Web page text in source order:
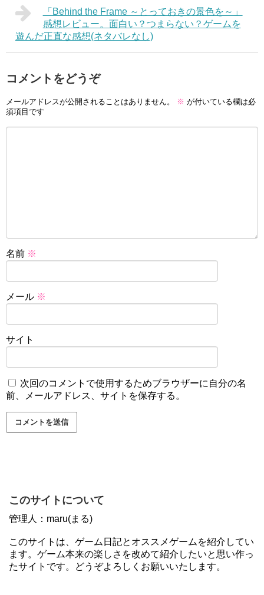
「Behind the Frame ～とっておきの景色を～」
感想レビュー。面白い？つまらない？ゲームを
遊んだ正直な感想(ネタバレなし)
コメントをどうぞ
メールアドレスが公開されることはありません。 ※ が付いている欄は必
須項目です
名前 ※
メール ※
サイト
次回のコメントで使用するためブラウザーに自分の名
前、メールアドレス、サイトを保存する。
このサイトについて
管理人：maru(まる)
このサイトは、ゲーム日記とオススメゲームを紹介してい
ます。ゲーム本来の楽しさを改めて紹介したいと思い作っ
たサイトです。どうぞよろしくお願いいたします。